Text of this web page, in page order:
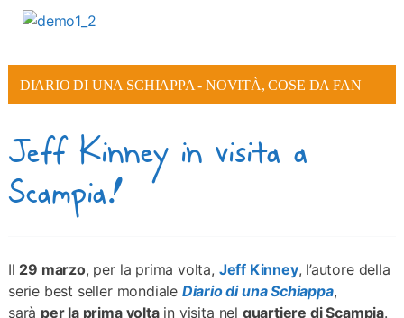
DIARIO DI UNA SCHIAPPA - NOVITÀ, COSE DA FAN
Jeff Kinney in visita a
Scampia!
Il 29 marzo, per la prima volta, Jeff Kinney, l’autore della
serie best seller mondiale Diario di una Schiappa,
sarà per la prima voltain visita nel quartiere di Scampia.